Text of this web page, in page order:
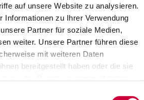
auf unsere Website zu analysieren.
Informationen zu Ihrer Verwendung
Partner für soziale Medien,
weiter. Unsere Partner führen diese
mit weiteren Daten
bereitgestellt haben oder die sie
2024, lädt das Team des Kreismuseums
Museums-Sommerfest in den
Uhr sind Jung und Alt herzlich
ist für alle etwas dabei und der
diesem Tag frei. Im Park wird es Live-
Kaffee & Kuchen und viele Möglichkeiten
geben. Der Schulchor des